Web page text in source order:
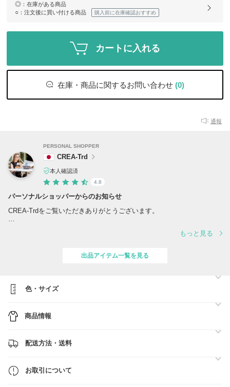
◎ ：在庫がある商品
○ ：注文後に買い付ける商品 購入前に在庫確認おすすめ
カートに入れる
在庫・商品に関するお問い合わせ (0)
通報
PERSONAL SHOPPER
CREA-Trd
本人確認済
4.8
パーソナルショッパーからのお知らせ
CREA-Trdをご覧いただきありがとうございます。
是非ともリクエストからお気軽にご連絡くださいませ！
■BUYMA発行のお得なクーポンはこちら■
【当店について】
また、見えないお取り引きのため、ご不安にならないよう、
【BUYMA安心への取り組み】
BUYMAではお客様に安心してご利用頂けるよう保証制度を
もっと見る
出品アイテム一覧を見る
色・サイズ
商品情報
配送方法・送料
お取引について